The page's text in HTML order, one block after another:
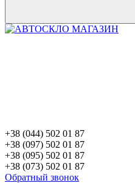
+38 (044) 502 01 87
+38 (097) 502 01 87
+38 (095) 502 01 87
+38 (073) 502 01 87
Обратный звонок